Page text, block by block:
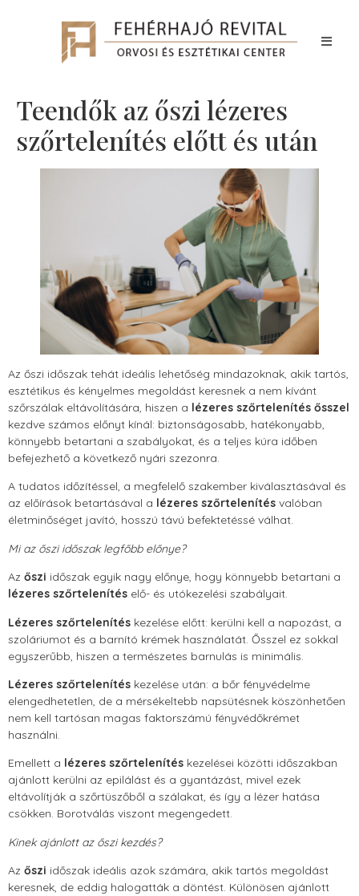
Teendők az őszi lézeres
szőrtelenítés előtt és után
Az őszi időszak tehát ideális lehetőség mindazoknak, akik tartós,
esztétikus és kényelmes megoldást keresnek a nem kívánt
szőrszálak eltávolítására, hiszen a lézeres szőrtelenítés ősszel
kezdve számos előnyt kínál: biztonságosabb, hatékonyabb,
könnyebb betartani a szabályokat, és a teljes kúra időben
befejezhető a következő nyári szezonra.
A tudatos időzítéssel, a megfelelő szakember kiválasztásával és
az előírások betartásával a lézeres szőrtelenítés valóban
életminőséget javító, hosszú távú befektetéssé válhat.
Mi az őszi időszak legfőbb előnye?
Az őszi időszak egyik nagy előnye, hogy könnyebb betartani a
lézeres szőrtelenítés elő- és utókezelési szabályait.
Lézeres szőrtelenítés kezelése előtt: kerülni kell a napozást, a
szoláriumot és a barnító krémek használatát. Ősszel ez sokkal
egyszerűbb, hiszen a természetes barnulás is minimális.
Lézeres szőrtelenítés kezelése után: a bőr fényvédelme
elengedhetetlen, de a mérsékeltebb napsütésnek köszönhetően
nem kell tartósan magas faktorszámú fényvédőkrémet
használni.
Emellett a lézeres szőrtelenítés kezelései közötti időszakban
ajánlott kerülni az epilálást és a gyantázást, mivel ezek
eltávolítják a szőrtüszőből a szálakat, és így a lézer hatása
csökken. Borotválás viszont megengedett.
Kinek ajánlott az őszi kezdés?
Az őszi időszak ideális azok számára, akik tartós megoldást
keresnek, de eddig halogatták a döntést. Különösen ajánlott